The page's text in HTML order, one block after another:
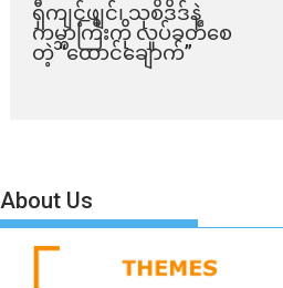
ရှီကျင့်ဖျင်၊ သုစိဒိဒ်နဲ့
ကမ္ဘာကြီးကို လှုပ်ခတ်စေ
တဲ့ “ထောင်ချောက်”
About Us